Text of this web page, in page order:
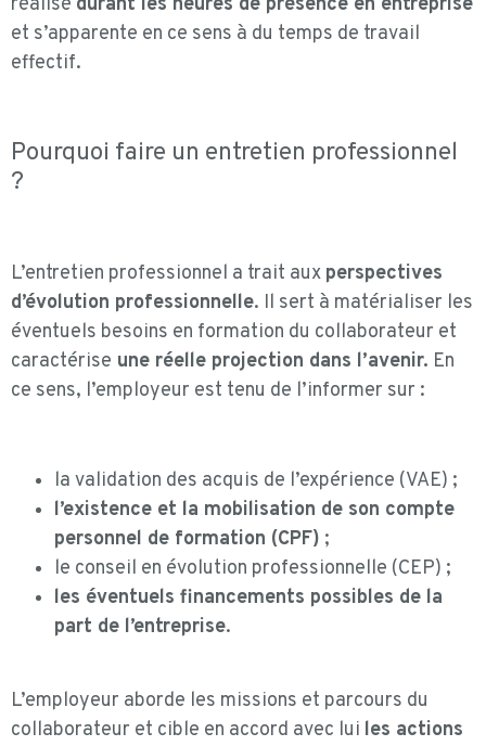
et s’apparente en ce sens à du temps de travail
effectif.
Pourquoi faire un entretien professionnel
?
L’entretien professionnel a trait aux perspectives
d’évolution professionnelle. Il sert à matérialiser les
éventuels besoins en formation du collaborateur et
caractérise une réelle projection dans l’avenir. En
ce sens, l’employeur est tenu de l’informer sur :
la validation des acquis de l’expérience (VAE) ;
l’existence et la mobilisation de son compte
personnel de formation (CPF) ;
le conseil en évolution professionnelle (CEP) ;
les éventuels financements possibles de la
part de l’entreprise.
L’employeur aborde les missions et parcours du
collaborateur et cible en accord avec lui les actions